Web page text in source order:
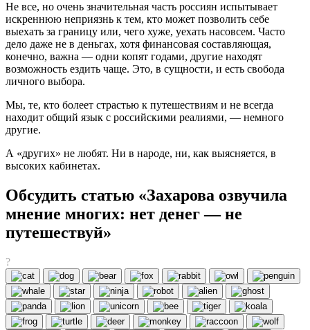
Не все, но очень значительная часть россиян испытывает
искреннюю неприязнь к тем, кто может позволить себе
выехать за границу или, чего хуже, уехать насовсем. Часто
дело даже не в деньгах, хотя финансовая составляющая,
конечно, важна — одни копят годами, другие находят
возможность ездить чаще. Это, в сущности, и есть свобода
личного выбора.
Мы, те, кто болеет страстью к путешествиям и не всегда
находит общий язык с российскими реалиями, — немного
другие.
А «других» не любят. Ни в народе, ни, как выясняется, в
высоких кабинетах.
Обсудить статью «Захарова озвучила
мнение многих: нет денег — не
путешествуй»
?